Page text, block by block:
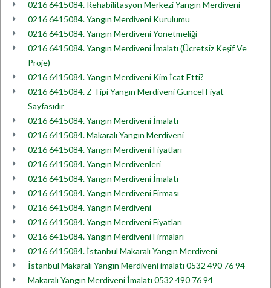
0216 6415084. Rehabilitasyon Merkezi Yangın Merdiveni
0216 6415084. Yangın Merdiveni Kurulumu
0216 6415084. Yangın Merdiveni Yönetmeliği
0216 6415084. Yangın Merdiveni İmalatı (Ücretsiz Keşif Ve
Proje)
0216 6415084. Yangın Merdiveni Kim İcat Etti?
0216 6415084. Z Tipi Yangın Merdiveni Güncel Fiyat
Sayfasıdır
0216 6415084. Yangın Merdiveni İmalatı
0216 6415084. Makaralı Yangın Merdiveni
0216 6415084. Yangın Merdiveni Fiyatları
0216 6415084. Yangın Merdivenleri
0216 6415084. Yangın Merdiveni İmalatı
0216 6415084. Yangın Merdiveni Firması
0216 6415084. Yangın Merdiveni
0216 6415084. Yangın Merdiveni Fiyatları
0216 6415084. Yangın Merdiveni Firmaları
0216 6415084. İstanbul Makaralı Yangın Merdiveni
İstanbul Makaralı Yangın Merdiveni imalatı 0532 490 76 94
Makaralı Yangın Merdiveni İmalatı 0532 490 76 94